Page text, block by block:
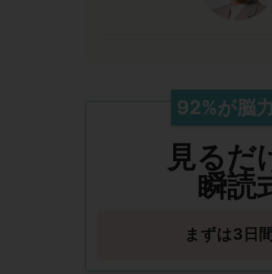
瞬読は能力開発にお
イメージ力・判断力・思考力・コ
これらを備えた人が各業界のリー
92%が脳
見るだ
瞬読
まずは3日